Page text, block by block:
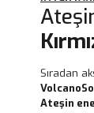
Sıradan
Ateşin